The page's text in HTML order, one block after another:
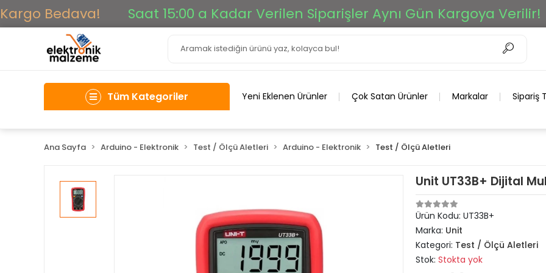
Bedava! Saat 15:00 a Kadar Verilen Siparişler Aynı Gün Kargoya Verilir!
Tüm Kategoriler Yeni Eklenen Ürünler Çok Satan Ürünler Markalar Sipariş
Ana Sayfa Arduino - Elektronik Test / Ölçü Aletleri Arduino - Elektronik Test / Ölçü Aletleri
Unit UT33B+ Dijital
Ürün Kodu: UT33B+
Marka: Unit
Kategori: Test / Ölçü Aletleri
Stok: Stokta yok